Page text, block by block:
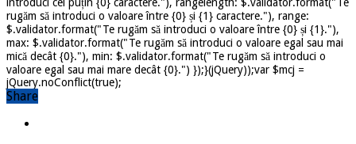
rugăm să introduci o valoare între {0} și {1} caractere."), range:
$.validator.format("Te rugăm să introduci o valoare între {0} și {1}."),
max: $.validator.format("Te rugăm să introduci o valoare egal sau mai
mică decât {0}."), min: $.validator.format("Te rugăm să introduci o
valoare egal sau mai mare decât {0}.") });}(jQuery));var $mcj =
jQuery.noConflict(true);
Share